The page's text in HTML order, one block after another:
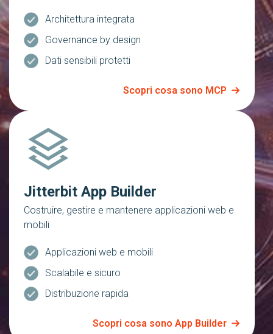
Architettura integrata
Governance by design
Dati sensibili protetti
Scopri cosa sono MCP
Jitterbit App Builder
Costruire, gestire e mantenere applicazioni web e
mobili
Applicazioni web e mobili
Scalabile e sicuro
Distribuzione rapida
Scopri cosa sono App Builder